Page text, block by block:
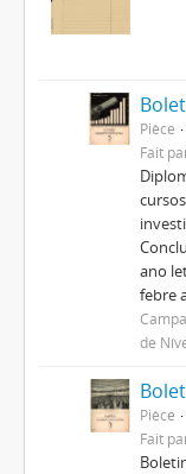
Pièce
Fait
ano
febre
de
Pièce
Fait